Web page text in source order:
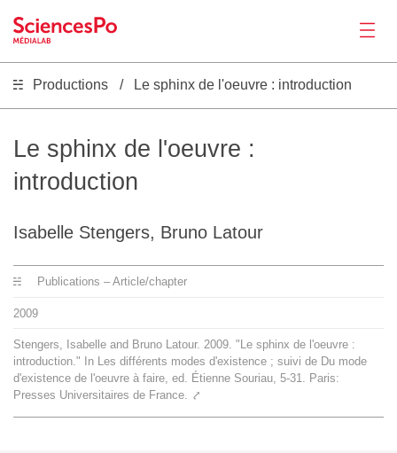
News
Productions
Jobs
Team
Productions Le sphinx de l'oeuvre : introduction
Le sphinx de l'oeuvre :
introduction
Isabelle Stengers, Bruno Latour
Publications – Article/chapter
2009
Stengers, Isabelle and Bruno Latour. 2009. "Le sphinx de l'oeuvre :
introduction." In Les différents modes d'existence ; suivi de Du mode
d'existence de l'oeuvre à faire, ed. Étienne Souriau, 5-31. Paris:
Presses Universitaires de France.
⤤